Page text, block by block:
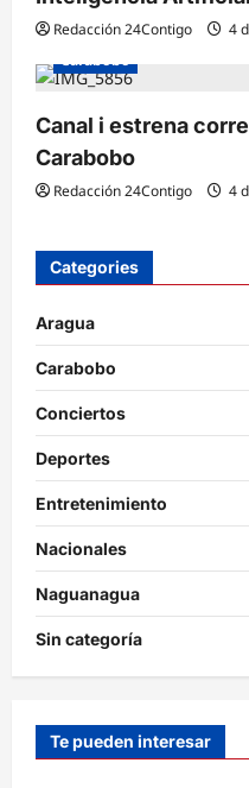
Redacción 24Contigo
4
Carabobo
Canal i estrena
Carabobo
Redacción 24Contigo 4
Categories
Aragua
Carabobo
Conciertos
Deportes
Entretenimiento
Nacionales
Naguanagua
Sin categoría
Te pueden interesar